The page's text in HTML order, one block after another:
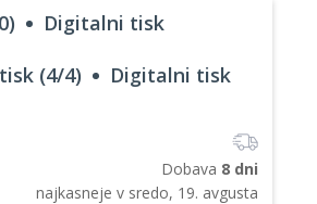
Digitalni tisk
(4/4) Digitalni tisk
Dobava 8 dni
najkasneje v sredo, 19. avgusta